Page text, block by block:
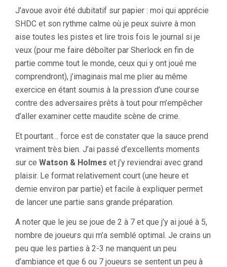
J’avoue avoir été dubitatif sur papier : moi qui apprécie
SHDC et son rythme calme où je peux suivre à mon
aise toutes les pistes et lire trois fois le journal si je
veux (pour me faire déboîter par Sherlock en fin de
partie comme tout le monde, ceux qui y ont joué me
comprendront), j’imaginais mal me plier au même
exercice en étant soumis à la pression d’une course
contre des adversaires prêts à tout pour m’empêcher
d’aller examiner cette maudite scène de crime.
Et pourtant… force est de constater que la sauce prend
vraiment très bien. J’ai passé d’excellents moments
sur ce Watson & Holmes et j’y reviendrai avec grand
plaisir. Le format relativement court (une heure et
demie environ par partie) et facile à expliquer permet
de lancer une partie sans grande préparation.
A noter que le jeu se joue de 2 à 7 et que j’y ai joué à 5,
nombre de joueurs qui m’a semblé optimal. Je crains un
peu que les parties à 2-3 ne manquent un peu
d’ambiance et que 6 ou 7 joueurs se sentent un peu à